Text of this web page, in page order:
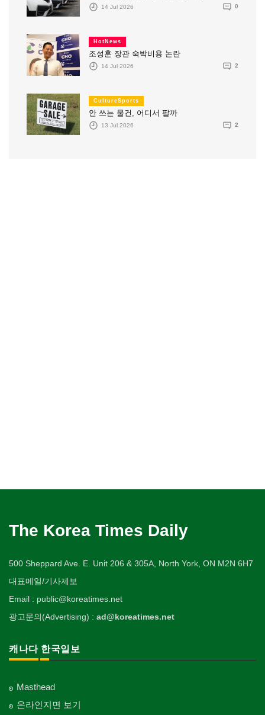
14 Jul 2026 0
HotNews
조성훈 장관 숙박비용 논란
14 Jul 2026 2
CultureSports
안 쓰는 물건, 어디서 팔까
13 Jul 2026 2
The Korea Times Daily
500 Sheppard Ave. E. Unit 206 & 305A, North York, ON M2N 6H7
대표메일/기사제보
Email : public@koreatimes.net
광고문의(Advertising) : ad@koreatimes.net
캐나다 한국일보
Masthead
온라인지면 보기